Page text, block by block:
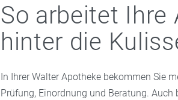
So arbeitet Ihre
hinter die
In Ihrer Walter Apotheke bekommen Sie
Prüfung, Einordnung und Beratung.